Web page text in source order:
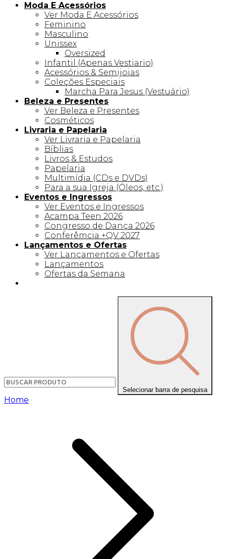
Moda E Acessórios
Ver Moda E Acessórios
Feminino
Masculino
Unissex
Oversized
Infantil (Apenas Vestiario)
Acessórios & Semijoias
Coleções Especiais
Marcha Para Jesus (Vestuário)
Beleza e Presentes
Ver Beleza e Presentes
Cosméticos
Livraria e Papelaria
Ver Livraria e Papelaria
Bíblias
Livros & Estudos
Papelaria
Multimídia (CDs e DVDs)
Para a sua Igreja (Óleos, etc.)
Eventos e Ingressos
Ver Eventos e Ingressos
Acampa Teen 2026
Congresso de Dança 2026
Conferêmcia +QV 2027
Lançamentos e Ofertas
Ver Lançamentos e Ofertas
Lançamentos
Ofertas da Semana
Selecionar barra de pesquisa
Home